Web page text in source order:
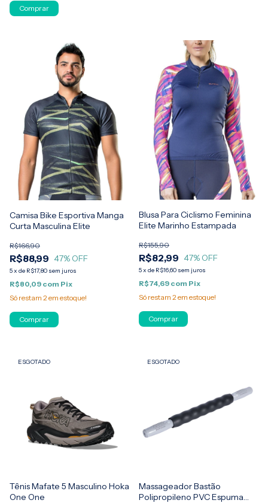
Comprar
Camisa Bike Esportiva Manga
Curta Masculina Elite
R$88,99
R$166,90
47% OFF
5x de R$17,80 sem juros
R$80,09 com Pix
Só restam 2 em estoque!
Comprar
Blusa Para Ciclismo Feminina
Elite Marinho Estampada
R$82,99
R$155,90
47% OFF
5x de R$16,60 sem juros
R$74,69 com Pix
Só restam 2em estoque!
Comprar
ESGOTADO
Tênis Mafate 5 Masculino Hoka
One One
ESGOTADO
Massageador Bastão
Polipropileno PVC Espuma